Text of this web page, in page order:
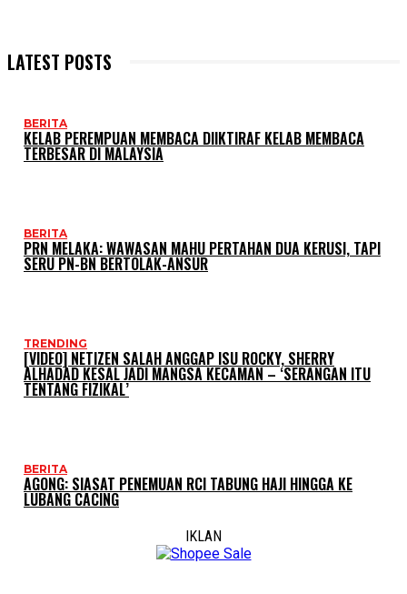
LATEST POSTS
BERITA
KELAB PEREMPUAN MEMBACA DIIKTIRAF KELAB MEMBACA
TERBESAR DI MALAYSIA
BERITA
PRN MELAKA: WAWASAN MAHU PERTAHAN DUA KERUSI, TAPI
SERU PN-BN BERTOLAK-ANSUR
TRENDING
[VIDEO] NETIZEN SALAH ANGGAP ISU ROCKY, SHERRY
ALHADAD KESAL JADI MANGSA KECAMAN – ‘SERANGAN ITU
TENTANG FIZIKAL’
BERITA
AGONG: SIASAT PENEMUAN RCI TABUNG HAJI HINGGA KE
LUBANG CACING
IKLAN